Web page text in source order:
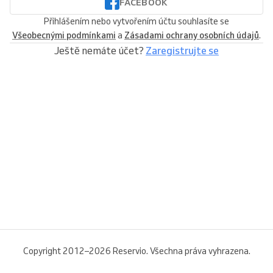
FACEBOOK
Přihlášením nebo vytvořením účtu souhlasíte se
Všeobecnými podmínkami a Zásadami ochrany osobních údajů.
Ještě nemáte účet? Zaregistrujte se
Copyright 2012–2026 Reservio. Všechna práva vyhrazena.